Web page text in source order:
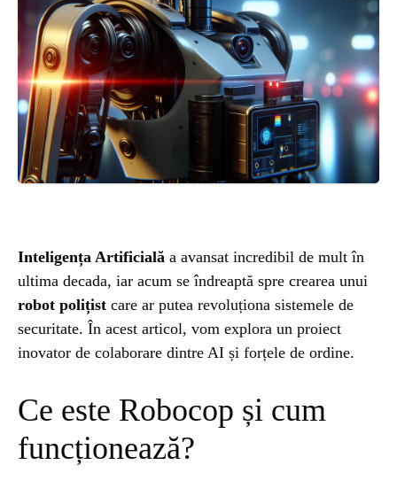
Inteligența Artificială a avansat incredibil de mult în
ultima decada, iar acum se îndreaptă spre crearea unui
robot polițist care ar putea revoluționa sistemele de
securitate. În acest articol, vom explora un proiect
inovator de colaborare dintre AI și forțele de ordine.
Ce este Robocop și cum
funcționează?
STIRI
ȘTIINȚA
ANIMALE
OAMENI
INSTALEAZ
A
APLICATIA